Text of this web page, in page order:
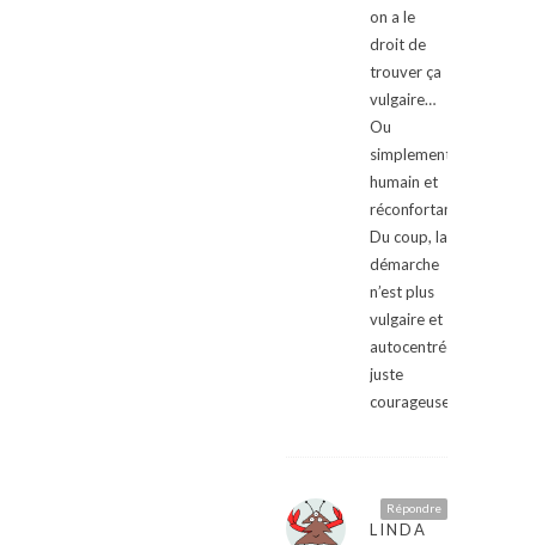
on a le
droit de
trouver ça
vulgaire…
Ou
simplement
humain et
réconfortant.
Du coup, la
démarche
n’est plus
vulgaire et
autocentrée,
juste
courageuse.
Répondre
LINDA